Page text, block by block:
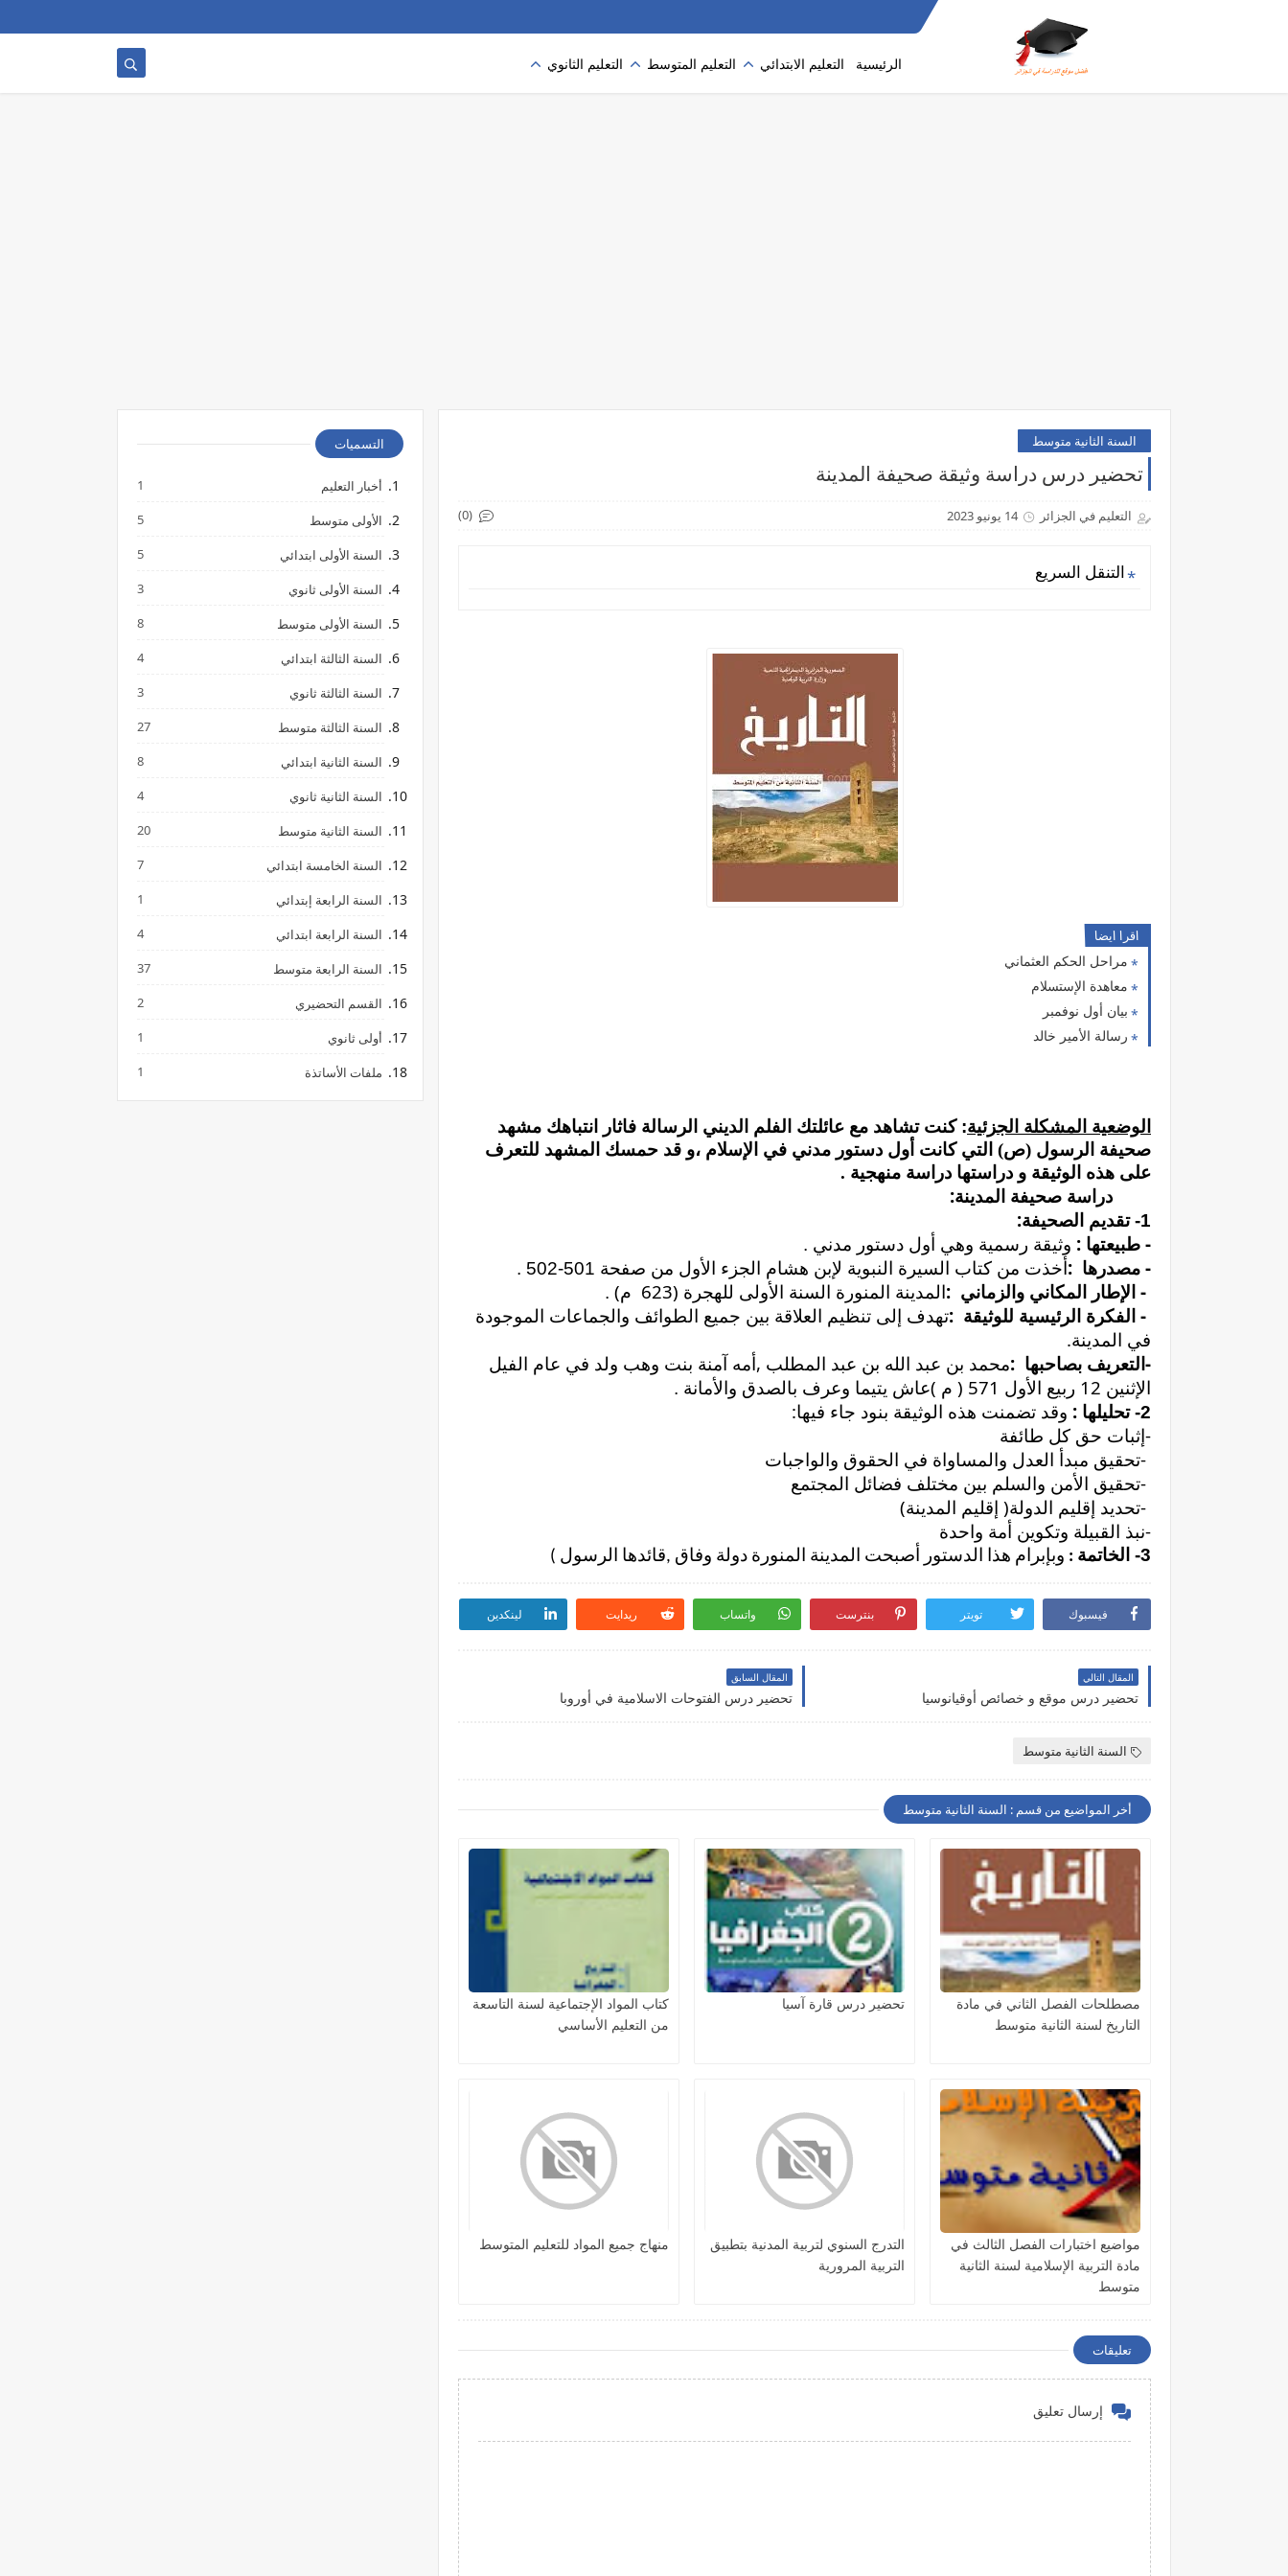
الرئيسية التعليم الابتدائي التعليم المتوسط التعليم الثانوي
السنة الثانية متوسط
تحضير درس دراسة وثيقة صحيفة المدينة
التعليم في الجزائر 14 يونيو 2023 (0)
التنقل السريع
اقرا ايضا
مراحل الحكم العثماني
معاهدة الإستسلام
بيان أول نوفمبر
رسالة الأمير خالد
الوضعية المشكلة الجزئية: كنت تشاهد مع عائلتك الفلم الديني الرسالة فاثار انتباهك مشهد
صحيفة الرسول (ص) التي كانت أول دستور مدني في الإسلام ،و قد حمسك المشهد للتعرف
على هذه الوثيقة و دراستها دراسة منهجية .
دراسة صحيفة المدينة:
1- تقديم الصحيفة:
- طبيعتها : وثيقة رسمية وهي أول دستور مدني .
- مصدرها : أخذت من كتاب السيرة النبوية لإبن هشام الجزء الأول من صفحة 501-502 .
- الإطار المكاني والزماني : المدينة المنورة السنة الأولى للهجرة 623) م(
.
- الفكرة الرئيسية للوثيقة :تهدف إلى تنظيم العلاقة بين جميع الطوائف والجماعات
الموجودة
في
المدينة.
- التعريف بصاحبها :محمد بن عبد الله بن عبد المطلب , أمه آمنة بنت وهب ولد في عام
الفيل
الإثنين 12 ربيع الأول ) 571 م (عاش يتيما وعرف بالصدق والأمانة .
2- تحليلها : وقد تضمنت هذه الوثيقة بنود جاء فيها:
- إثبات حق كل طائفة
-تحقيق مبدأ العدل والمساواة في الحقوق والواجبات
-تحقيق الأمن والسلم بين مختلف فضائل المجتمع
-تحديد إقليم الدولة) إقليم المدينة(
-نبذ القبيلة وتكوين أمة واحدة
3-
الخاتمة : وبإبرام هذا الدستور أصبحت المدينة المنورة دولة وفاق ,قائدها الرسول )
فيسبوك تويتر بنترست واتساب ريدايت لينكدين
المقال التالي
تحضير درس موقع و خصائص أوقيانوسيا
المقال السابق
تحضير درس الفتوحات الاسلامية في أوروبا
السنة الثانية متوسط
أخر المواضيع من قسم : السنة الثانية متوسط
مصطلحات الفصل الثاني في مادة
التاريخ لسنة الثانية متوسط
تحضير درس قارة آسيا
كتاب المواد الإجتماعية لسنة التاسعة
من التعليم الأساسي
مواضيع اختبارات الفصل الثالث في
مادة التربية الإسلامية لسنة الثانية
متوسط
التدرج السنوي لتربية المدنية بتطبيق
التربية المرورية
منهاج جميع المواد للتعليم المتوسط
تعليقات
إرسال تعليق
التسميات
أخبار التعليم 1
الأولى متوسط 5
السنة الأولى ابتدائي 5
السنة الأولى ثانوي 3
السنة الأولى متوسط 8
السنة الثالثة ابتدائي 4
السنة الثالثة ثانوي 3
السنة الثالثة متوسط 27
السنة الثانية ابتدائي 8
السنة الثانية ثانوي 4
السنة الثانية متوسط 20
السنة الخامسة ابتدائي 7
السنة الرابعة إبتدائي 1
السنة الرابعة ابتدائي 4
السنة الرابعة متوسط 37
القسم التحضيري 2
أولى ثانوي 1
ملفات الأساتذة 1